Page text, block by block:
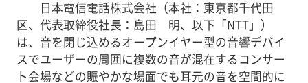
日本電信電話株式会社（本社：東京都千代田
区、代表取締役社長：島田 明、以下「NTT」）
は、音を閉じ込めるオープンイヤー型の音響デバイ
スでユーザーの周囲に複数の音が混在するコンサー
ト会場などの賑やかな場面でも耳元の音を空間的に